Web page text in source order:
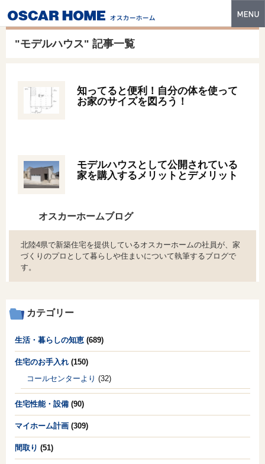
性能・技術
イベント・モデルハウス
建築実例
フォトギャラリー
スマートセレクト
土地情報
"モデルハウス" 記事一覧
知ってると便利！自分の体を使って
お家のサイズを図ろう！
モデルハウスとして公開されている
家を購入するメリットとデメリット
オスカーホームブログ
北陸4県で新築住宅を提供しているオスカーホームの社員が、家
づくりのプロとして暮らしや住まいについて執筆するブログで
す。
カテゴリー
生活・暮らしの知恵 (689)
住宅のお手入れ (150)
コールセンターより (32)
住宅性能・設備 (90)
マイホーム計画 (309)
間取り (51)